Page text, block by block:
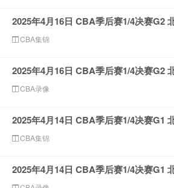
2025年4月16日 CBA季后赛1/4决赛G2
CBA集锦
2025年4月16日 CBA季后赛1/4决赛G2
CBA录像
2025年4月14日 CBA季后赛1/4决赛G1
CBA集锦
2025年4月14日 CBA季后赛1/4决赛G1